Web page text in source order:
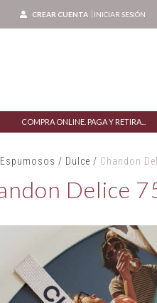
CREAR CUENTA INICIAR SESIÓN
COMPRA ONLINE. PAGA Y RETIRA...
Espumosos / Dulce / Chandon
Delice